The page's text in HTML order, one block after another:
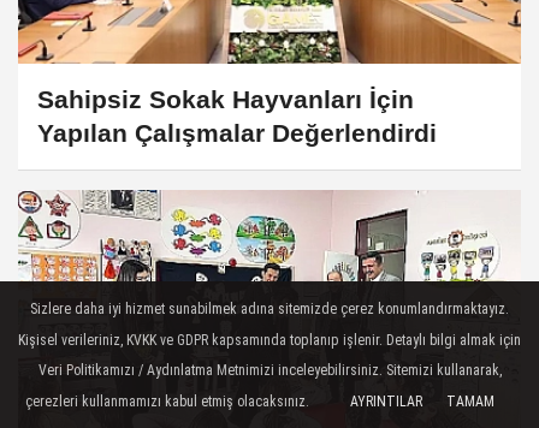
Sahipsiz Sokak Hayvanları İçin
Yapılan Çalışmalar Değerlendirdi
Sizlere daha iyi hizmet sunabilmek adına sitemizde çerez konumlandırmaktayız.
Kişisel verileriniz, KVKK ve GDPR kapsamında toplanıp işlenir. Detaylı bilgi almak için
Veri Politikamızı / Aydınlatma Metnimizi inceleyebilirsiniz. Sitemizi kullanarak,
çerezleri kullanmamızı kabul etmiş olacaksınız.
AYRINTILAR TAMAM